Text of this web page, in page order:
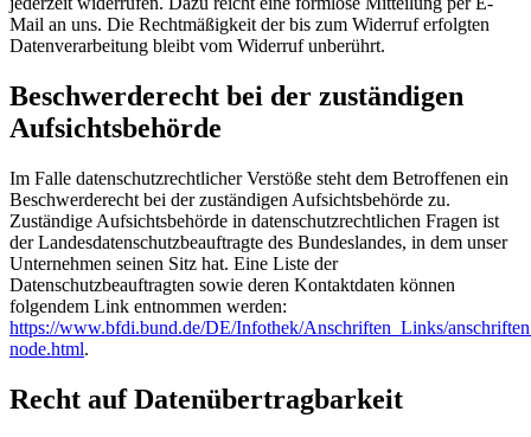
Mail an uns. Die Rechtmäßigkeit der bis zum Widerruf erfolgten
Datenverarbeitung bleibt vom Widerruf unberührt.
Beschwerderecht bei der zuständigen
Aufsichtsbehörde
Im Falle datenschutzrechtlicher Verstöße steht dem Betroffenen ein
Beschwerderecht bei der zuständigen Aufsichtsbehörde zu.
Zuständige Aufsichtsbehörde in datenschutzrechtlichen Fragen ist
der Landesdatenschutzbeauftragte des Bundeslandes, in dem unser
Unternehmen seinen Sitz hat. Eine Liste der
Datenschutzbeauftragten sowie deren Kontaktdaten können
folgendem Link entnommen werden:
https://www.bfdi.bund.de/DE/Infothek/Anschriften_Links/
node.html.
Recht auf Datenübertragbarkeit